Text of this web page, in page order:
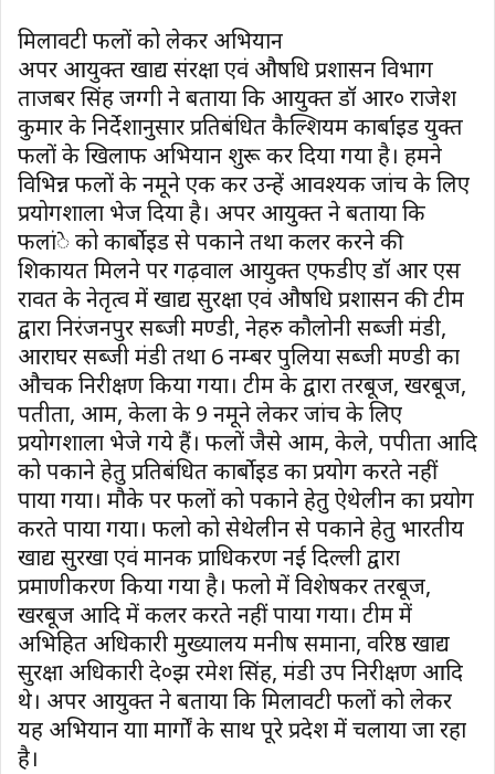
मिलावटी फलों को लेकर अभियान
अपर आयुक्त खाद्य संरक्षा एवं औषधि प्रशासन विभाग
ताजबर सिंह जग्गी ने बताया कि आयुक्त डॉ आर० राजेश
कुमार के निर्देशानुसार प्रतिबंधित कैल्शियम कार्बाइड युक्त
फलों के खिलाफ अभियान शुरू कर दिया गया है। हमने
विभिन्न फलों के नमूने एकत्र कर उन्हें आवश्यक जांच के लिए
प्रयोगशाला भेज दिया है। अपर आयुक्त ने बताया कि
फलांे को कार्बाेइड से पकाने तथा कलर करने की
शिकायत मिलने पर गढ़वाल आयुक्त एफडीए डॉ आर एस
रावत के नेतृत्व में खाद्य सुरक्षा एवं औषधि प्रशासन की टीम
द्वारा निरंजनपुर सब्जी मण्डी, नेहरु कौलोनी सब्जी मंडी,
आराघर सब्जी मंडी तथा 6 नम्बर पुलिया सब्जी मण्डी का
औचक निरीक्षण किया गया। टीम के द्वारा तरबूज, खरबूज,
पतीता, आम, केला के 9 नमूने लेकर जांच के लिए
प्रयोगशाला भेजे गये हैं। फलों जैसे आम, केले, पपीता आदि
को पकाने हेतु प्रतिबंधित कार्बाेइड का प्रयोग करते नहीं
पाया गया। मौके पर फलों को पकाने हेतु ऐथेलीन का प्रयोग
करते पाया गया। फलो को सेथेलीन से पकाने हेतु भारतीय
खाद्य सुरखा एवं मानक प्राधिकरण नई दिल्ली द्वारा
प्रमाणीकरण किया गया है। फलो में विशेषकर तरबूज,
खरबूज आदि में कलर करते नहीं पाया गया। टीम में
अभिहित अधिकारी मुख्यालय मनीष समाना, वरिष्ठ खाद्य
सुरक्षा अधिकारी दे०झ रमेश सिंह, मंडी उप निरीक्षण आदि
थे। अपर आयुक्त ने बताया कि मिलावटी फलों को लेकर
यह अभियान यात्रा मार्गों के साथ पूरे प्रदेश में चलाया जा रहा
है।